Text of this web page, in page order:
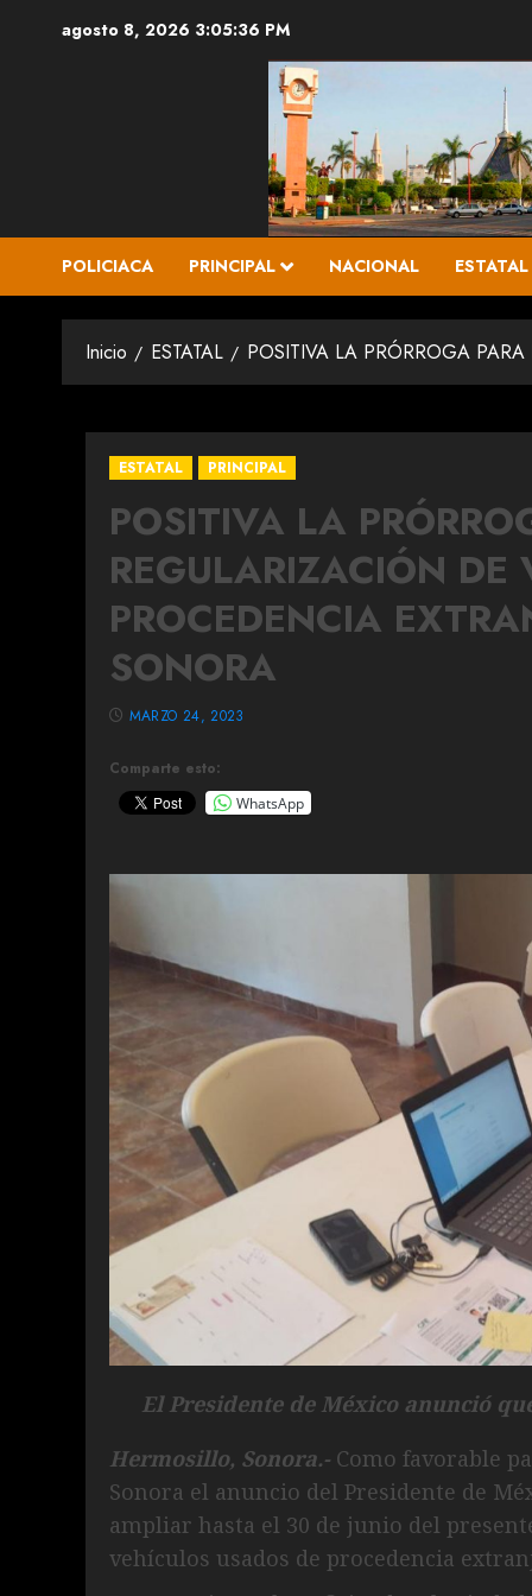
agosto 8, 2026 3:05:38 PM
POLICIACA PRINCIPAL NACIONAL ESTATAL
Inicio ESTATAL POSITIVA LA PRÓRROGA
ESTATAL PRINCIPAL
POSITIVA LA
REGULARIZACIÓN DE
PROCEDENCIA
SONORA
Comparte esto:
WhatsApp
MARZO 24, 2023
El Presidente de México anunció
Hermosillo, Sonora.- Como favorable
Sonora el anuncio del Presidente de
ampliar hasta el 30 de junio del
vehículos usados de procedencia